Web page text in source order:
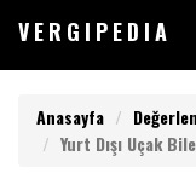
VERGIPEDIA
Anasayfa
Yurt Dışı Uçak